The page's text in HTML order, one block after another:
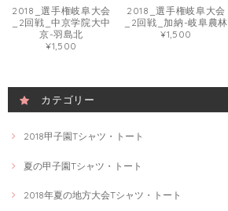
2018_選手権岐阜大会
_2回戦_中京学院大中
京-羽島北
¥1,500
2018_選手権岐阜大会
_2回戦_加納-岐阜農林
¥1,500
カテゴリー
2018甲子園Tシャツ・トート
夏の甲子園Tシャツ・トート
2018年夏の地方大会Tシャツ・トート